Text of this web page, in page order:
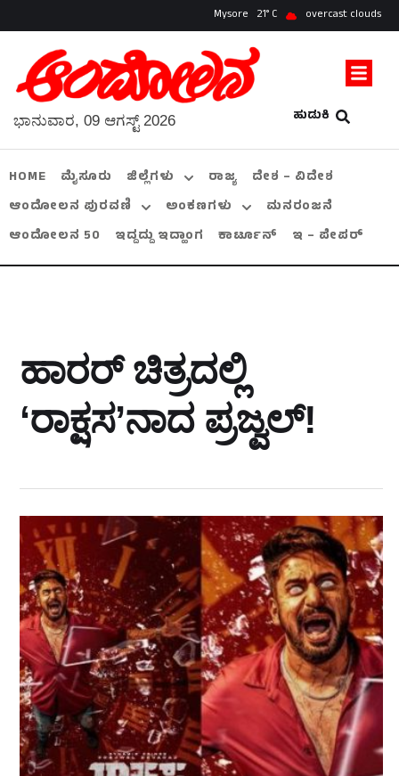
Mysore 21 overcast clouds
ಹುಡುಕಿ
ಭಾನುವಾರ, 09 ಆಗಸ್ಟ್ 2026
HOME ಮೈಸೂರು ಜಿಲ್ಲೆಗಳು ರಾಜ್ಯ
ದೇಶ – ವಿದೇಶ
ಆಂದೋಲನ ಪುರವಣಿ
ಅಂಕಣಗಳು
ಮನರಂಜನೆ
ಆಂದೋಲನ 50
ಇದ್ದದ್ದು ಇದ್ಹಾಂಗ ಕಾರ್ಟೂನ್ ಇ – ಪೇಪರ್
ಹಾರರ್ ಚಿತ್ರದಲ್ಲಿ
‘ರಾಕ್ಷಸ’ನಾದ ಪ್ರಜ್ವಲ್‍!